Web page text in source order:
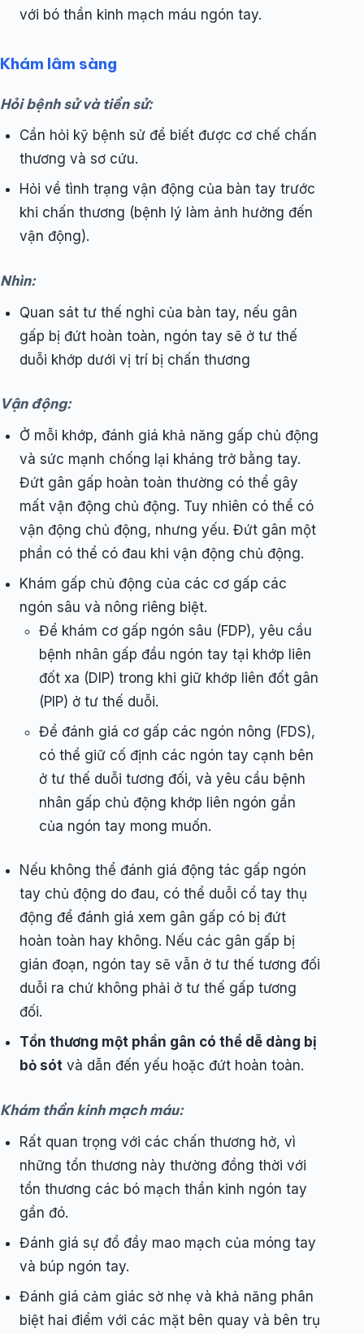
với bó thần kinh mạch máu ngón tay.
Khám lâm sàng
Hỏi bệnh sử và tiền sử:
Cần hỏi kỹ bệnh sử để biết được cơ chế chấn
thương và sơ cứu.
Hỏi về tình trạng vận động của bàn tay trước
khi chấn thương (bệnh lý làm ảnh hưởng đến
vận động).
Nhìn:
Quan sát tư thế nghỉ của bàn tay, nếu gân
gấp bị đứt hoàn toàn, ngón tay sẽ ở tư thế
duỗi khớp dưới vị trí bị chấn thương
Vận động:
Ở mỗi khớp, đánh giá khả năng gấp chủ động
và sức mạnh chống lại kháng trở bằng tay.
Đứt gân gấp hoàn toàn thường có thể gây
mất vận động chủ động. Tuy nhiên có thể có
vận động chủ động, nhưng yếu. Đứt gân một
phần có thể có đau khi vận động chủ động.
Khám gấp chủ động của các cơ gấp các
ngón sâu và nông riêng biệt.
Để khám cơ gấp ngón sâu (FDP), yêu cầu
bệnh nhân gấp đầu ngón tay tại khớp liên
đốt xa (DIP) trong khi giữ khớp liên đốt gân
(PIP) ở tư thế duỗi.
Để đánh giá cơ gấp các ngón nông (FDS),
có thể giữ cố định các ngón tay cạnh bên
ở tư thế duỗi tương đối, và yêu cầu bệnh
nhân gấp chủ động khớp liên ngón gần
của ngón tay mong muốn.
Nếu không thể đánh giá động tác gấp ngón
tay chủ động do đau, có thể duỗi cổ tay thụ
động để đánh giá xem gân gấp có bị đứt
hoàn toàn hay không. Nếu các gân gấp bị
gián đoạn, ngón tay sẽ vẫn ở tư thế tương đối
duỗi ra chứ không phải ở tư thế gấp tương
đối.
Tổn thương một phần gân có thể dễ dàng bị
bỏ sót và dẫn đến yếu hoặc đứt hoàn toàn.
Khám thần kinh mạch máu:
Rất quan trọng với các chấn thương hở, vì
những tổn thương này thường đồng thời với
tổn thương các bó mạch thần kinh ngón tay
gần đó.
Đánh giá sự đổ đầy mao mạch của móng tay
và búp ngón tay.
Đánh giá cảm giác sờ nhẹ và khả năng phân
biệt hai điểm với các mặt bên quay và bên trụ